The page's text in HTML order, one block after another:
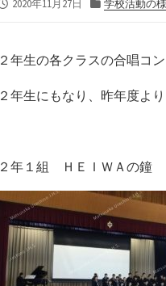
2020年11月27日
ー
学校活動の
２年生の各クラスの合唱コ
２年生にもなり、昨年度よ
２年１組 ＨＥＩＷＡの鐘